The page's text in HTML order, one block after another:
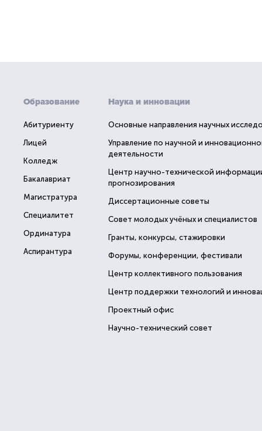
Образование
Абитуриенту
Лицей
Колледж
Бакалавриат
Магистратура
Специалитет
Ординатура
Аспирантура
Наука и инновации
Основные направления научных
Управление по научной и
деятельности
Центр научно-технической
прогнозирования
Диссертационные советы
Совет молодых учёных и специалистов
Гранты, конкурсы, стажировки
Форумы, конференции, фестивали
Центр коллективного пользования
Центр поддержки технологий и
Проектный офис
Научно-технический совет